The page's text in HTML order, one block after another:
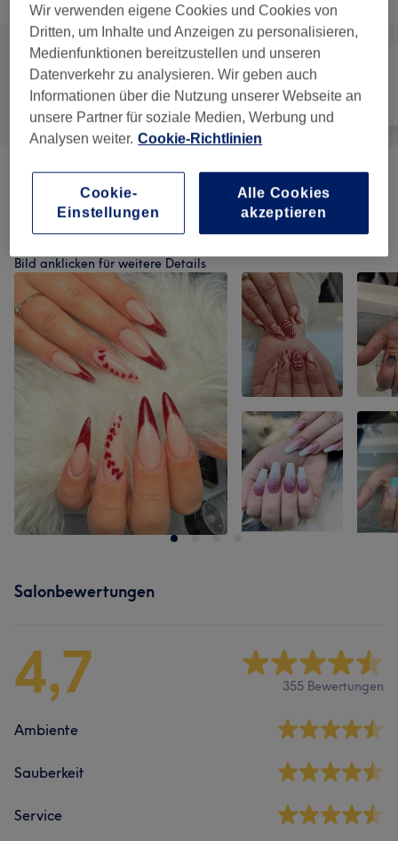
Alle Nägel Gesicht
Maniküre & Pediküre
Bild anklicken für weitere Details
Salonbewertungen
4,7 355 Bewertungen
Ambiente
Sauberkeit
Service
Wir verwenden eigene Cookies und Cookies von
Dritten, um Inhalte und Anzeigen zu personalisieren,
Medienfunktionen bereitzustellen und unseren
Datenverkehr zu analysieren. Wir geben auch
Informationen über die Nutzung unserer Webseite an
unsere Partner für soziale Medien, Werbung und
Analysen weiter. Cookie-Richtlinien
Cookie-
Einstellungen
Alle Cookies
akzeptieren